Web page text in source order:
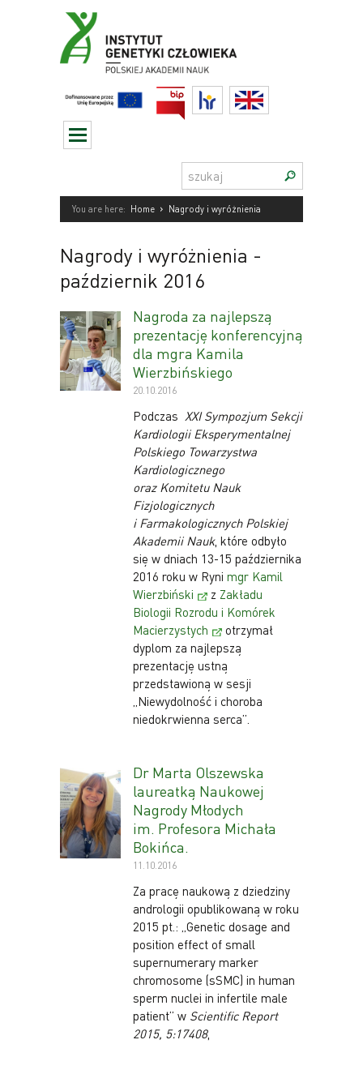
BIP HR
Szukaj:
You are here: Home › Nagrody i wyróżnienia
Nagrody i wyróżnienia -
październik 2016
Nagroda za najlepszą
prezentację konferencyjną
dla mgra Kamila
Wierzbińskiego
20.10.2016
Podczas XXI Sympozjum Sekcji
Kardiologii Eksperymentalnej
Polskiego Towarzystwa
Kardiologicznego
oraz Komitetu Nauk
Fizjologicznych
i Farmakologicznych Polskiej
Akademii Nauk, które odbyło
się w dniach 13-15 października
2016 roku w Ryni mgr Kamil
Wierzbiński
z Zakładu
Biologii Rozrodu i Komórek
Macierzystych
otrzymał
dyplom za najlepszą
prezentację ustną
przedstawioną w sesji
„Niewydolność i choroba
niedokrwienna serca”.
Dr Marta Olszewska
laureatką Naukowej
Nagrody Młodych
im. Profesora Michała
Bokińca.
11.10.2016
Za pracę naukową z dziedziny
andrologii opublikowaną w roku
2015 pt.: „Genetic dosage and
position effect of small
supernumerary marker
chromosome (sSMC) in human
sperm nuclei in infertile male
patient” w Scientific Report
2015, 5:17408,